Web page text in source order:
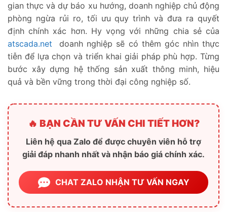
gian thực và dự báo xu hướng, doanh nghiệp chủ động
phòng ngừa rủi ro, tối ưu quy trình và đưa ra quyết
định chính xác hơn. Hy vọng với những chia sẻ của
atscada.net doanh nghiệp sẽ có thêm góc nhìn thực
tiễn để lựa chọn và triển khai giải pháp phù hợp. Từng
bước xây dựng hệ thống sản xuất thông minh, hiệu
quả và bền vững trong thời đại công nghiệp số.
🔥 BẠN CẦN TƯ VẤN CHI TIẾT HƠN?
Liên hệ qua Zalo để được chuyên viên hỗ trợ
giải đáp nhanh nhất và nhận báo giá chính xác.
CHAT ZALO NHẬN TƯ VẤN NGAY